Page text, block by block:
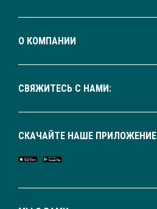
О КОМПАНИИ
СВЯЖИТЕСЬ С НАМИ:
СКАЧАЙТЕ НАШЕ ПРИЛОЖЕНИЕ